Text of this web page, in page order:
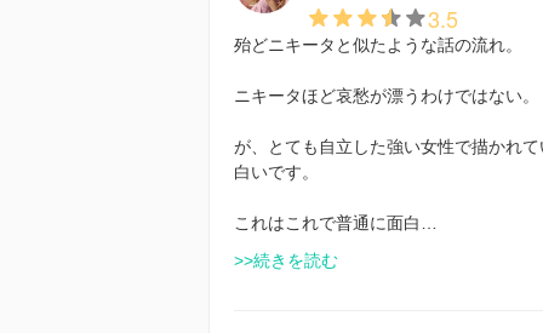
3.5
殆どニキータと似たような話の流れ。
ニキータほど哀愁が漂うわけではない。
が、とても自立した強い女性で描かれ
白いです。
これはこれで普通に面白…
>>続きを読む